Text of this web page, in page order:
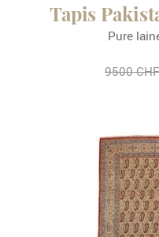
Tapis
Pure
9500 CHF